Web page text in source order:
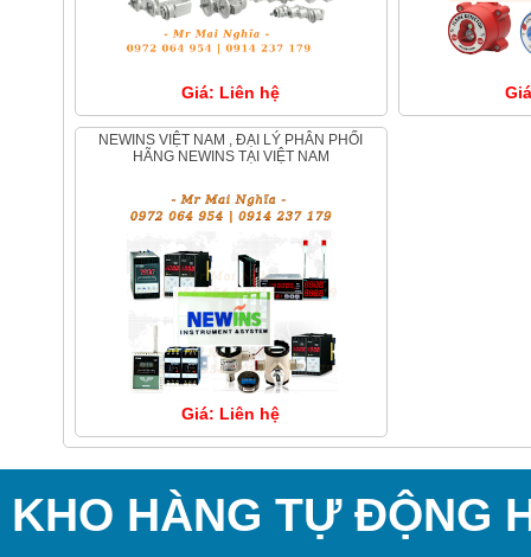
Giá: Liên hệ
NEWINS VIỆT NAM , ĐẠI LÝ PHÂN PHỐI
HÃNG NEWINS TẠI VIỆT NAM
Giá: Liên hệ
KHO HÀNG TỰ ĐỘNG